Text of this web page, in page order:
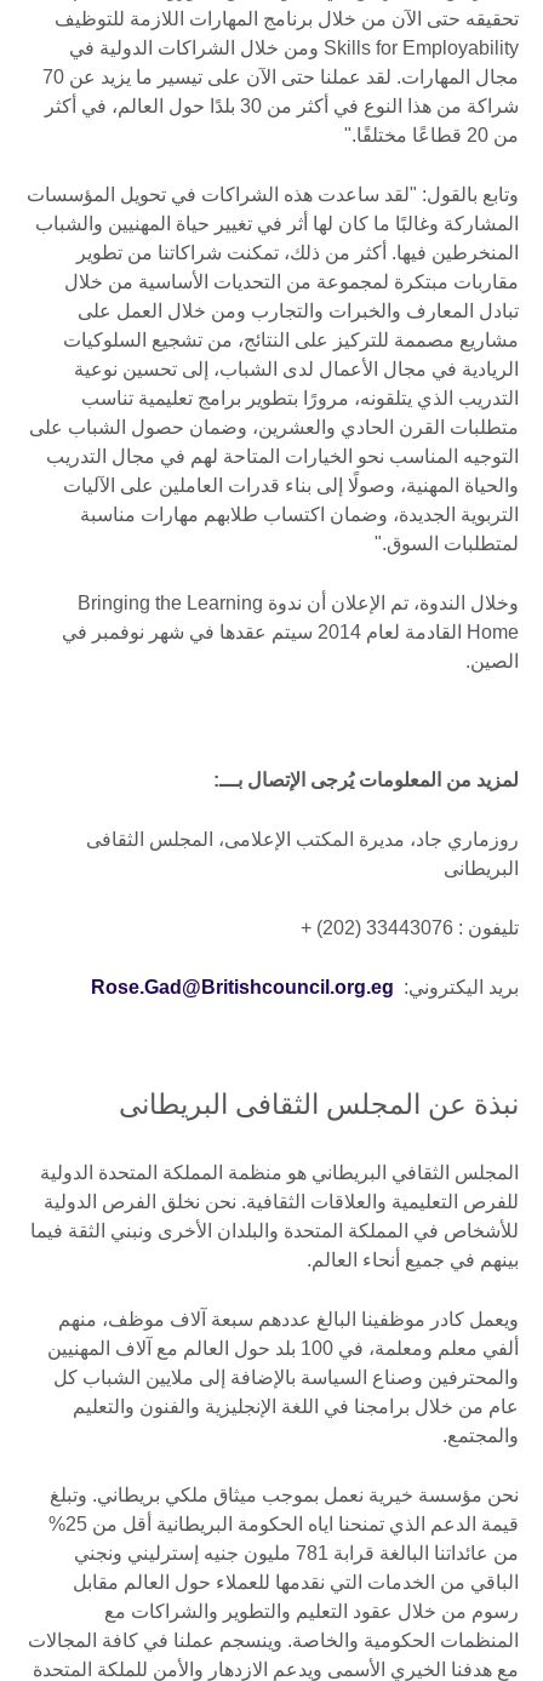
تحقيقه حتى الآن من خلال برنامج المهارات اللازمة للتوظيف
Skills for Employability ومن خلال الشراكات الدولية في
مجال المهارات. لقد عملنا حتى الآن على تيسير ما يزيد عن 70
شراكة من هذا النوع في أكثر من 30 بلدًا حول العالم، في أكثر
من 20 قطاعًا مختلفًا."
وتابع بالقول: "لقد ساعدت هذه الشراكات في تحويل المؤسسات
المشاركة وغالبًا ما كان لها أثر في تغيير حياة المهنيين والشباب
المنخرطين فيها. أكثر من ذلك، تمكنت شراكاتنا من تطوير
مقاربات مبتكرة لمجموعة من التحديات الأساسية من خلال
تبادل المعارف والخبرات والتجارب ومن خلال العمل على
مشاريع مصممة للتركيز على النتائج، من تشجيع السلوكيات
الريادية في مجال الأعمال لدى الشباب، إلى تحسين نوعية
التدريب الذي يتلقونه، مرورًا بتطوير برامج تعليمية تناسب
متطلبات القرن الحادي والعشرين، وضمان حصول الشباب على
التوجيه المناسب نحو الخيارات المتاحة لهم في مجال التدريب
والحياة المهنية، وصولًا إلى بناء قدرات العاملين على الآليات
التربوية الجديدة، وضمان اكتساب طلابهم مهارات مناسبة
لمتطلبات السوق."
وخلال الندوة، تم الإعلان أن ندوة Bringing the Learning
Home القادمة لعام 2014 سيتم عقدها في شهر نوفمبر في
الصين.
لمزيد من المعلومات يُرجى الإتصال بـــ:
روزماري جاد، مديرة المكتب الإعلامى، المجلس الثقافى
البريطانى
تليفون : 33443076 (202) +
بريد اليكتروني: Rose.Gad@Britishcouncil.org.eg
نبذة عن المجلس الثقافى البريطانى
المجلس الثقافي البريطاني هو منظمة المملكة المتحدة الدولية
للفرص التعليمية والعلاقات الثقافية. نحن نخلق الفرص الدولية
للأشخاص في المملكة المتحدة والبلدان الأخرى ونبني الثقة فيما
بينهم في جميع أنحاء العالم.
ويعمل كادر موظفينا البالغ عددهم سبعة آلاف موظف، منهم
ألفي معلم ومعلمة، في 100 بلد حول العالم مع آلاف المهنيين
والمحترفين وصناع السياسة بالإضافة إلى ملايين الشباب كل
عام من خلال برامجنا في اللغة الإنجليزية والفنون والتعليم
والمجتمع.
نحن مؤسسة خيرية نعمل بموجب ميثاق ملكي بريطاني. وتبلغ
قيمة الدعم الذي تمنحنا اياه الحكومة البريطانية أقل من 25%
من عائداتنا البالغة قرابة 781 مليون جنيه إسترليني ونجني
الباقي من الخدمات التي نقدمها للعملاء حول العالم مقابل
رسوم من خلال عقود التعليم والتطوير والشراكات مع
المنظمات الحكومية والخاصة. وينسجم عملنا في كافة المجالات
مع هدفنا الخيري الأسمى ويدعم الازدهار والأمن للملكة المتحدة